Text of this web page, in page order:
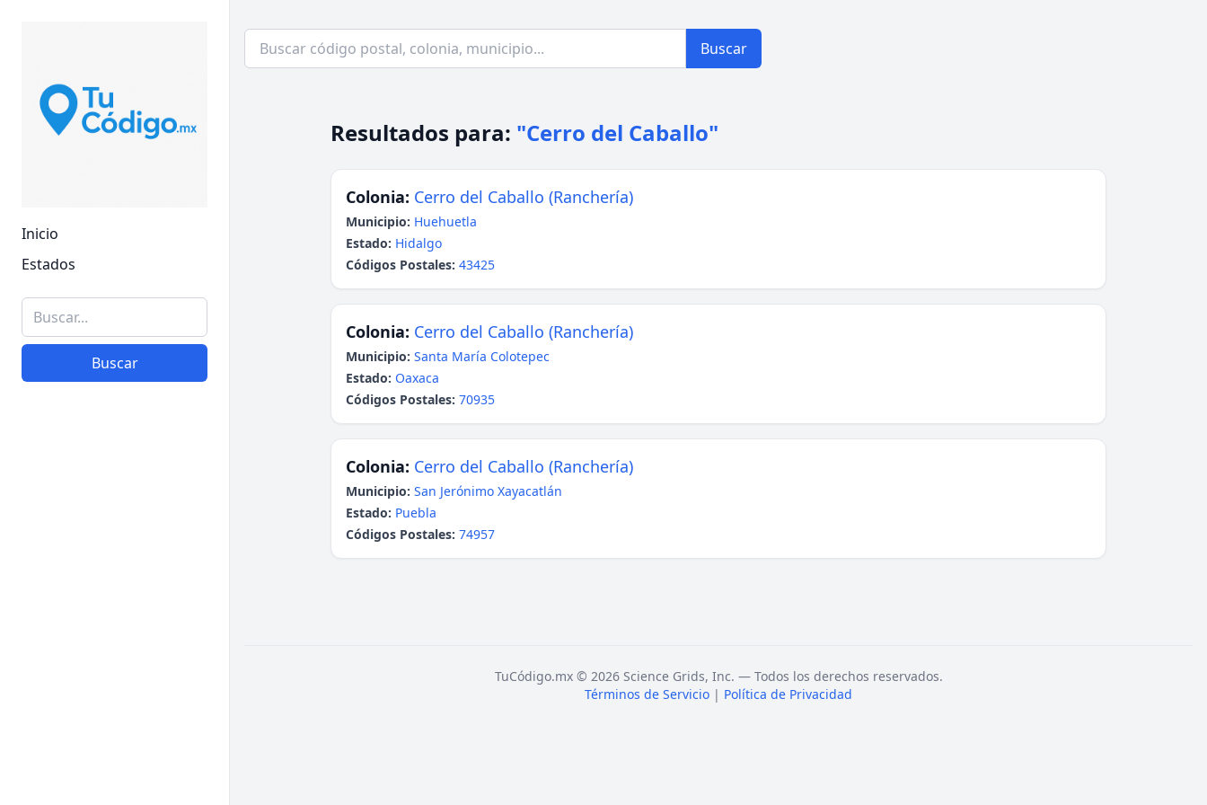
Inicio
Estados
Buscar
Buscar
Resultados para: "Cerro del Caballo"
Colonia: Cerro del Caballo (Ranchería)
Municipio: Huehuetla
Estado: Hidalgo
Códigos Postales: 43425
Colonia: Cerro del Caballo (Ranchería)
Municipio: Santa María Colotepec
Estado: Oaxaca
Códigos Postales: 70935
Colonia: Cerro del Caballo (Ranchería)
Municipio: San Jerónimo Xayacatlán
Estado: Puebla
Códigos Postales: 74957
TuCódigo.mx © 2026 Science Grids, Inc. — Todos los derechos reservados.
Términos de Servicio | Política de Privacidad